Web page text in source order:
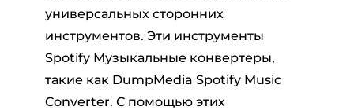
универсальных сторонних
инструментов. Эти инструменты
Spotify Музыкальные конвертеры,
такие как DumpMedia Spotify Music
Converter. С помощью этих